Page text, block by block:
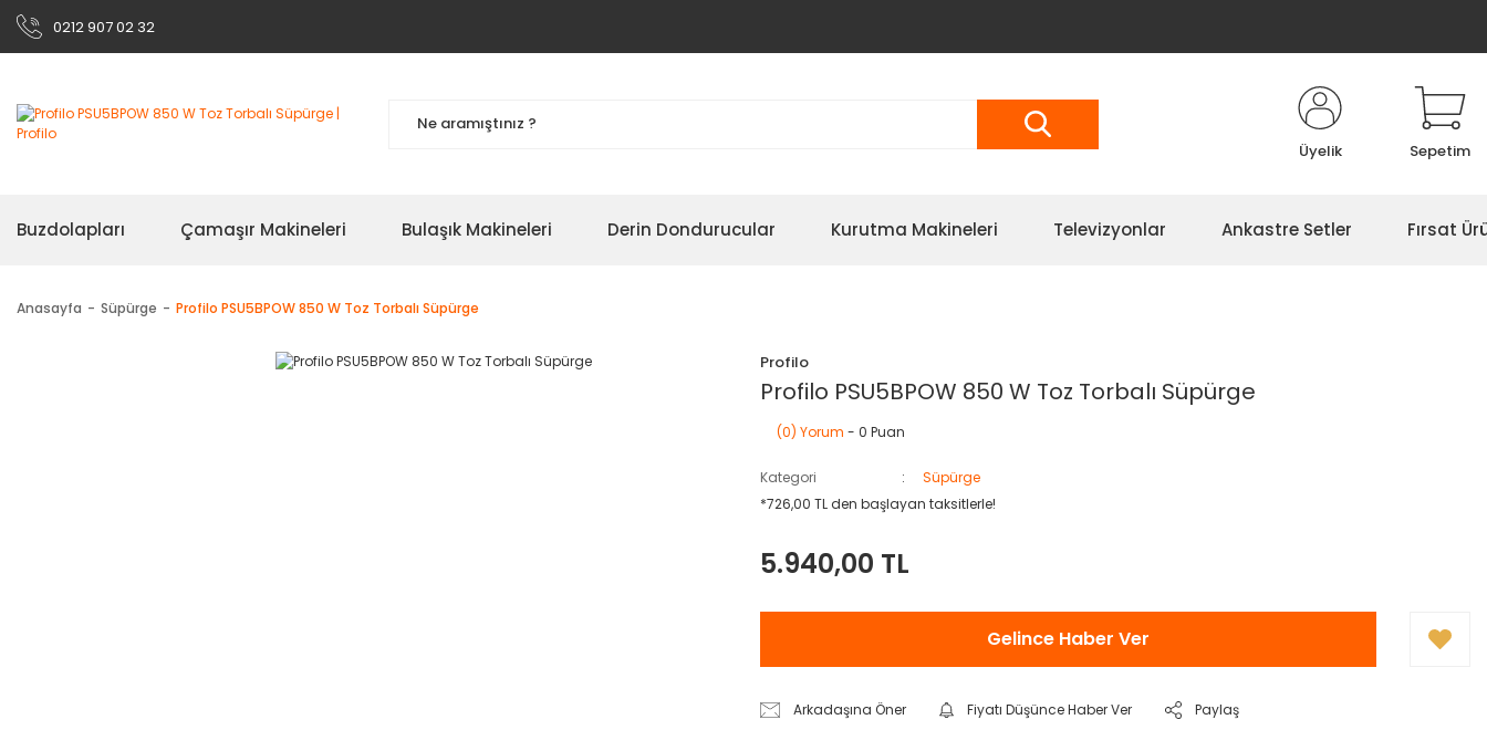
0212 907 02 32
Üyelik Sepetim
Buzdolapları Çamaşır Makineleri Bulaşık Makineleri Derin Dondurucular Kurutma Makineleri Televizyonlar Ankastre Setler Fırsat
Anasayfa Süpürge Profilo PSU5BPOW 850 W Toz Torbalı Süpürge
Profilo
Profilo PSU5BPOW 850 W Toz Torbalı Süpürge
(0) Yorum - 0 Puan
Kategori
Süpürge
*726,00 TL den başlayan taksitlerle!
5.940,00 TL
Gelince Haber Ver
Arkadaşına Öner Fiyatı Düşünce Haber Ver Paylaş